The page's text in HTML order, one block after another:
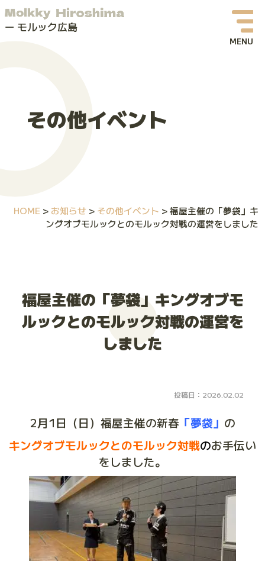
モルックってなに？
お問い合わせ
大会お申し込み
モルック広島
その他イベント
HOME > お知らせ > その他イベント >福屋主催の「夢袋」キ
ングオブモルックとのモルック対戦の運営をしました
福屋主催の「夢袋」キングオブモ
ルックとのモルック対戦の運営を
しました
投稿日：2026.02.02
2月1日（日）福屋主催の新春 「夢袋」 の
キングオブモルックとのモルック対戦のお手伝い
をしました。